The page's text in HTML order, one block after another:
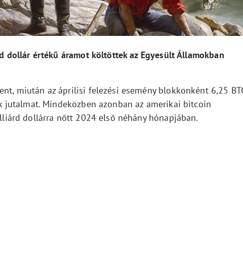
dollár értékű áramot költöttek az Egyesült Államokban
miután az áprilisi felezési esemény blokkonként 6,25
jutalmat. Mindeközben azonban az amerikai bitcoin
dollárra nőtt 2024 első néhány hónapjában.